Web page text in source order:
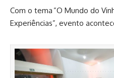
Com o tema ”O Mundo do
Experiências”, evento